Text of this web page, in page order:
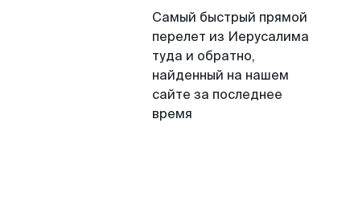
Самый быстрый прямой
перелет из Иерусалима
туда и обратно,
найденный на нашем
сайте за последнее
время